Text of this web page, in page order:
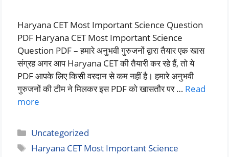
Haryana CET Most Important Science Question
PDF Haryana CET Most Important Science
Question PDF – हमारे अनुभवी गुरुजनों द्वारा तैयार एक खास
संग्रह अगर आप Haryana CET की तैयारी कर रहे हैं, तो ये
PDF आपके लिए किसी वरदान से कम नहीं है। हमारे अनुभवी
गुरुजनों की टीम ने मिलकर इस PDF को खासतौर पर … Read
more
Categories
Uncategorized
Tags
Haryana CET Most Important Science